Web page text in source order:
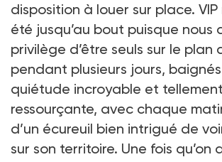
disposition à louer sur place. VIP
été jusqu’au bout puisque nous
privilège d’être seuls sur le plan
pendant plusieurs jours,
quiétude incroyable et tellement
ressourçante, avec chaque
d’un écureuil bien intrigué de
sur son territoire. Une fois qu’on